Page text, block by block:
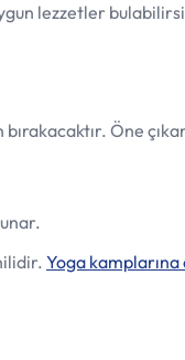
lezzetler
Öne
Yoga